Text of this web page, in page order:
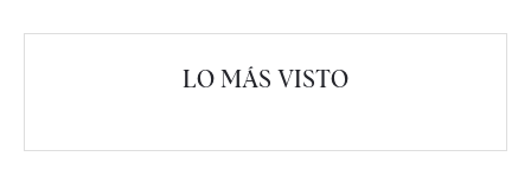
LO MÁS VISTO